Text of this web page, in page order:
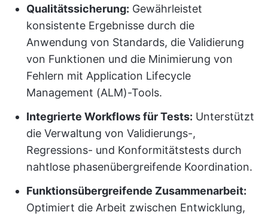
Qualitätssicherung: Gewährleistet
konsistente Ergebnisse durch die
Anwendung von Standards, die Validierung
von Funktionen und die Minimierung von
Fehlern mit Application Lifecycle
Management (ALM)-Tools.
Integrierte Workflows für Tests: Unterstützt
die Verwaltung von Validierungs-,
Regressions- und Konformitätstests durch
nahtlose phasenübergreifende Koordination.
Funktionsübergreifende Zusammenarbeit:
Optimiert die Arbeit zwischen Entwicklung,